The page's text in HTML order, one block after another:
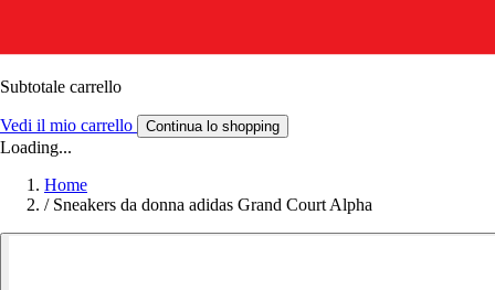
Subtotale carrello
Vedi il mio carrello Continua lo shopping
Loading...
Home
/ Sneakers da donna adidas Grand Court Alpha